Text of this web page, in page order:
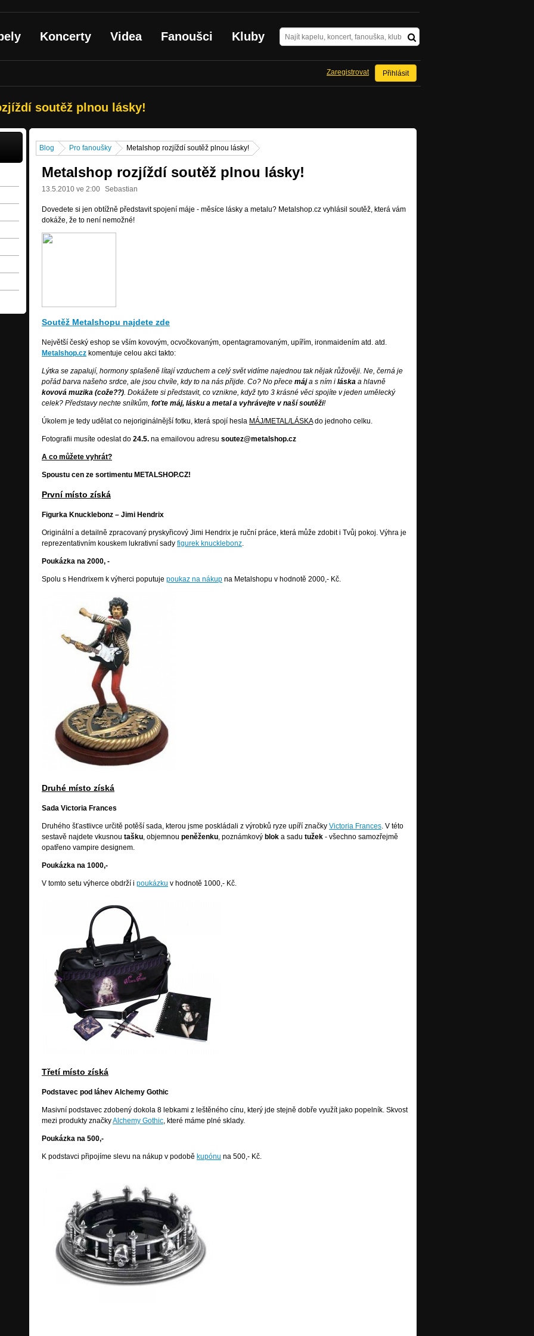
Koncerty Videa Fanoušci Kluby
Přihlásit
Zaregistrovat
soutěž plnou lásky!
Blog Pro fanoušky Metalshop rozjíždí soutěž plnou lásky!
Metalshop rozjíždí soutěž plnou lásky!
13.5.2010 ve 2:00 Sebastian
Dovedete si jen obtížně představit spojení máje - měsíce lásky a metalu? Metalshop.cz vyhlásil soutěž, která vám
dokáže, že to není nemožné!
Soutěž Metalshopu najdete zde
Největší český eshop se vším kovovým, ocvočkovaným, opentagramovaným, upířím, ironmaidením atd. atd.
Metalshop.cz komentuje celou akci takto:
Lýtka se zapalují, hormony splašeně lítají vzduchem a celý svět vidíme najednou tak nějak růžověji. Ne, černá je
pořád barva našeho srdce, ale jsou chvíle, kdy to na nás přijde. Co? No přece mája s ním i láska a hlavně
kovová muzika (cože??). Dokážete si představit, co vznikne, když tyto 3 krásné věci spojíte v jeden umělecký
celek? Představy nechte snílkům, foťte máj, lásku a metal a vyhrávejte v naší soutěži!
Úkolem je tedy udělat co nejoriginálnější fotku, která spojí hesla MÁJ/METAL/LÁSKAdo jednoho celku.
Fotografii musíte odeslat do 24.5. na emailovou adresu soutez@metalshop.cz
A co můžete vyhrát?
Spoustu cen ze sortimentu METALSHOP.CZ!
První místo získá
Figurka Knucklebonz – Jimi Hendrix
Originální a detailně zpracovaný pryskyřicový Jimi Hendrix je ruční práce, která může zdobit i Tvůj pokoj. Výhra je
reprezentativním kouskem lukrativní sady figurek knucklebonz.
Poukázka na 2000, -
Spolu s Hendrixem k výherci poputuje poukaz na nákup na Metalshopu v hodnotě 2000,- Kč.
Druhé místo získá
Sada Victoria Frances
Druhého šťastlivce určitě potěší sada, kterou jsme poskládali z výrobků ryze upíří značky Victoria Frances. V této
sestavě najdete vkusnou tašku, objemnou peněženku, poznámkový blok a sadu tužek - všechno samozřejmě
opatřeno vampire designem.
Poukázka na 1000,-
V tomto setu výherce obdrží i poukázku v hodnotě 1000,- Kč.
Třetí místo získá
Podstavec pod láhev Alchemy Gothic
Masivní podstavec zdobený dokola 8 lebkami z leštěného cínu, který jde stejně dobře využít jako popelník. Skvost
mezi produkty značkyAlchemy Gothic, které máme plné sklady.
Poukázka na 500,-
K podstavci připojíme slevu na nákup v podobě kupónu na 500,- Kč.